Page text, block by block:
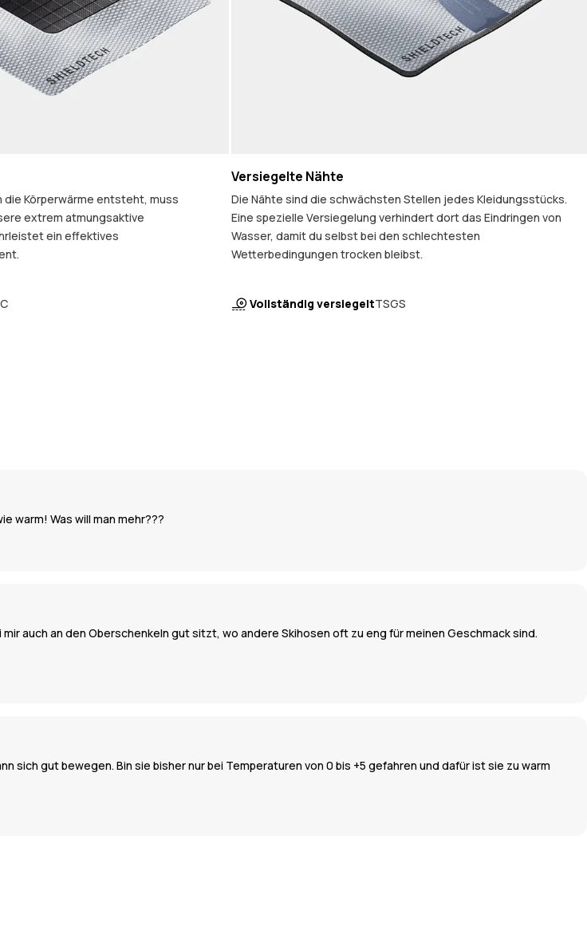
die Körperwärme entsteht, muss
extrem atmungsaktive
ein effektives
Versiegelte Nähte
Die Nähte sind die schwächsten Stellen jedes Kleidungsstücks.
Eine spezielle Versiegelung verhindert dort das Eindringen von
Wasser, damit du selbst bei den schlechtesten
Wetterbedingungen trocken bleibst.
Vollständig versiegeltTSGS
warm! Was will man mehr???
auch an den Oberschenkeln gut sitzt, wo andere Skihosen oft zu eng für meinen Geschmack sind.
sich gut bewegen. Bin sie bisher nur bei Temperaturen von 0 bis +5 gefahren und dafür ist sie zu warm